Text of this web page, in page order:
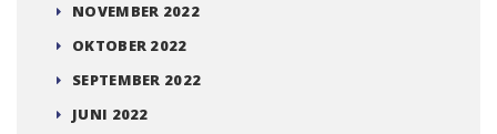
NOVEMBER 2022
OKTOBER 2022
SEPTEMBER 2022
JUNI 2022